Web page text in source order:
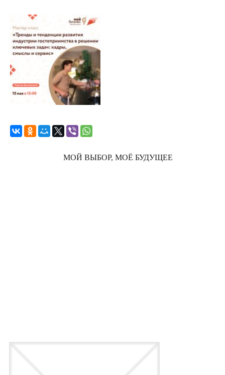
МОЙ ВЫБОР, МОЁ БУДУЩЕЕ